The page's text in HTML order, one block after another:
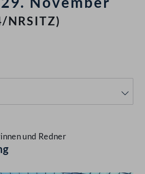
NRSITZ)
und Redner